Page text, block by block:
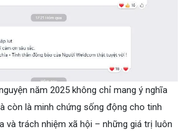
năm 2025 không chỉ mang ý nghĩa
còn là minh chứng sống động cho tinh
và trách nhiệm xã hội – những giá trị luôn